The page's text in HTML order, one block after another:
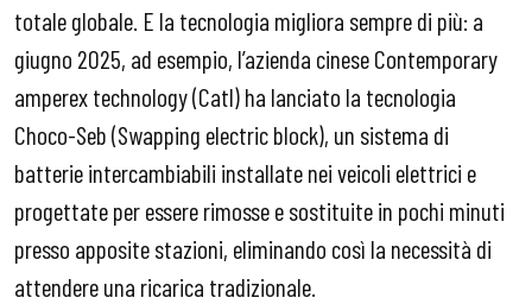
totale globale. E la tecnologia migliora sempre di più: a
giugno 2025, ad esempio, l’azienda cinese Contemporary
amperex technology (Catl) ha lanciato la tecnologia
Choco-Seb (Swapping electric block), un sistema di
batterie intercambiabili installate nei veicoli elettrici e
progettate per essere rimosse e sostituite in pochi minuti
presso apposite stazioni, eliminando così la necessità di
attendere una ricarica tradizionale.